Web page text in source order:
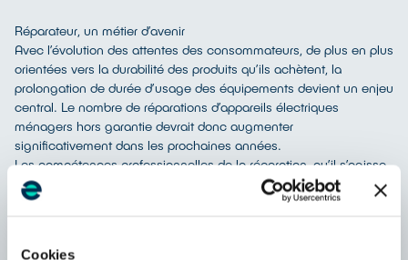
Cookies
Réparateur, un métier d’avenir
Avec l’évolution des attentes des consommateurs, de plus en plus
orientées vers la durabilité des produits qu’ils achètent, la
prolongation de durée d’usage des équipements devient un enjeu
central. Le nombre de réparations d’appareils électriques
ménagers hors garantie devrait donc augmenter
significativement dans les prochaines années.
Les compétences professionnelles de la réparation, qu’il s’agisse
du diagnostic de la panne, de l’élaboration d’un devis, du choix
des pièces de rechange, ou de l’intervention en elle-même, ont